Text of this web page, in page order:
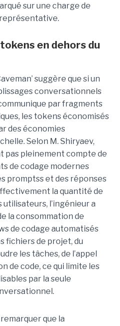
sur une charge de
en dehors du
suggère que si un
conversationnels
par fragments
les tokens économisés
des économies
Selon M. Shiryaev,
pleinement compte de
de codage modernes
promptss et des réponses
la quantité de
l’ingénieur a
la consommation de
de codage automatisés
fichiers de projet, du
les tâches, de l’appel
de code, ce qui limite les
par la seule
que la